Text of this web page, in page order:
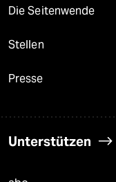
Die Seitenwende
Stellen
Presse
Unterstützen